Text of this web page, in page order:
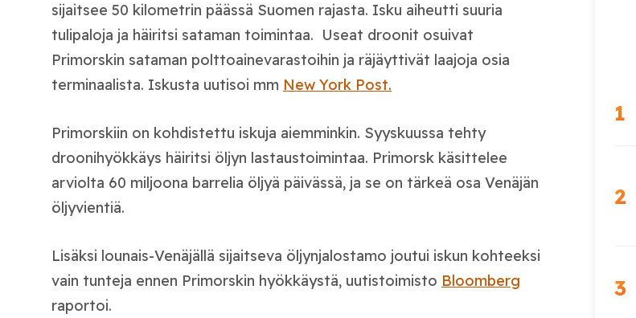
sijaitsee 50 kilometrin päässä Suomen rajasta. Isku aiheutti suuria
tulipaloja ja häiritsi sataman toimintaa. Useat droonit osuivat
Primorskin sataman polttoainevarastoihin ja räjäyttivät laajoja osia
terminaalista. Iskusta uutisoi mm New York Post.
Primorskiin on kohdistettu iskuja aiemminkin. Syyskuussa tehty
droonihyökkäys häiritsi öljyn lastaustoimintaa. Primorsk käsittelee
arviolta 60 miljoona barrelia öljyä päivässä, ja se on tärkeä osa Venäjän
öljyvientiä.
Lisäksi lounais-Venäjällä sijaitseva öljynjalostamo joutui iskun kohteeksi
vain tunteja ennen Primorskin hyökkäystä, uutistoimisto Bloomberg
raportoi.
1
2
3